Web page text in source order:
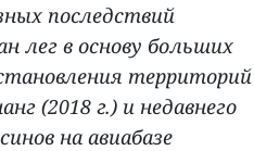
последствий
лег в основу больших
территорий
(2018 г.) и недавнего
на авиабазе